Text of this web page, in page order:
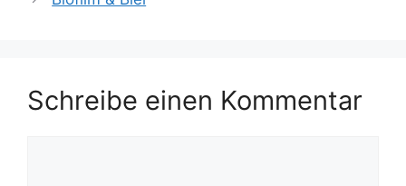
Schreibe einen Kommentar